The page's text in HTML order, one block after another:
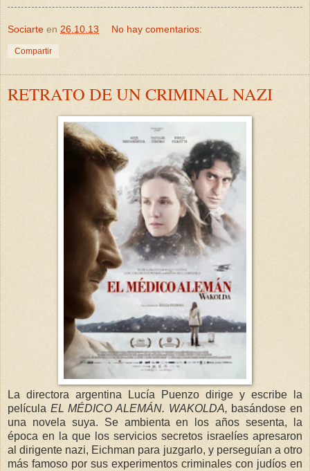
Sociarte en 26.10.13 No hay comentarios:
Compartir
RETRATO DE UN CRIMINAL NAZI
La directora argentina Lucía Puenzo dirige y escribe la
película EL MÉDICO ALEMÁN. WAKOLDA, basándose en
una novela suya. Se ambienta en los años sesenta, la
época en la que los servicios secretos israelíes apresaron
al dirigente nazi, Eichman para juzgarlo, y perseguían a otro
más famoso por sus experimentos criminales con judíos en